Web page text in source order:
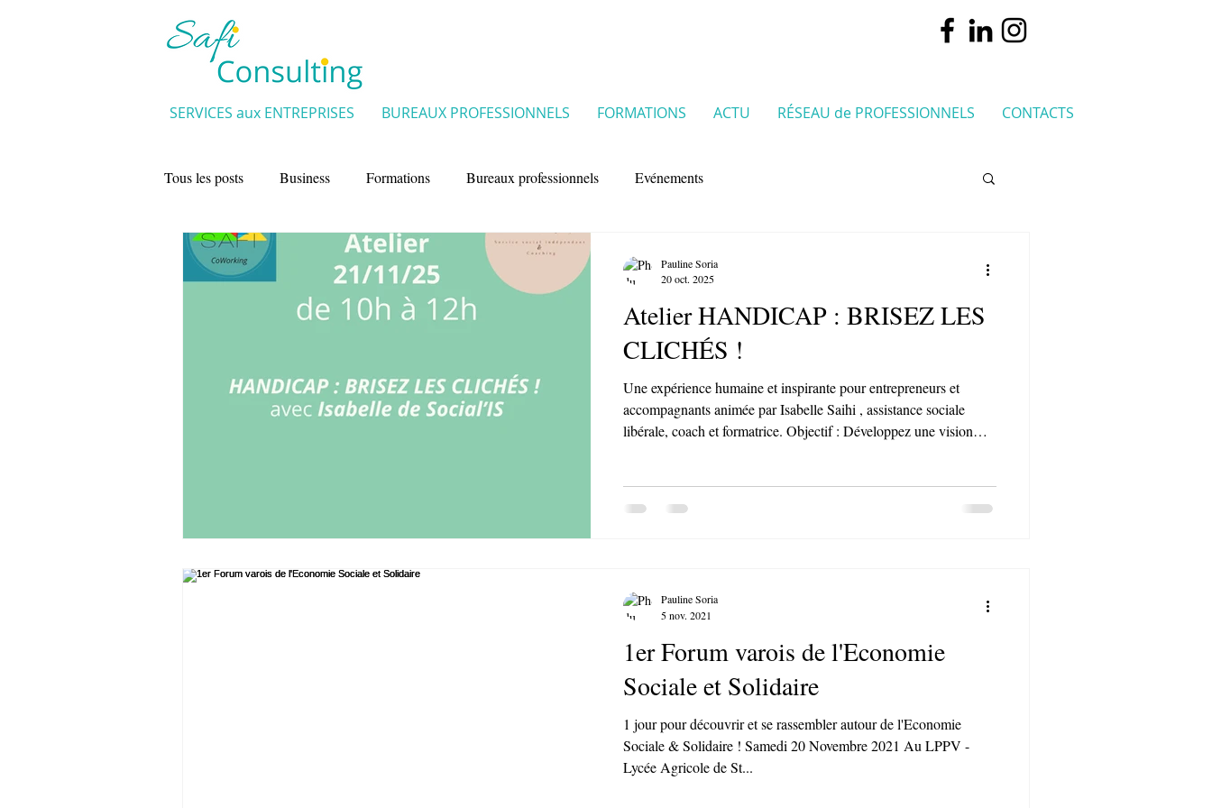
SERVICES aux ENTREPRISES BUREAUX PROFESSIONNELS FORMATIONS ACTU RÉSEAU de PROFESSIONNELS CONTACTS
Tous les posts Business Formations Bureaux professionnels Evénements
Atelier HANDICAP : BRISEZ LES
CLICHÉS !
Une expérience humaine et inspirante pour entrepreneurs et
accompagnants animée par Isabelle Saihi , assistance sociale
libérale, coach et formatrice. Objectif : Développez une vision
les différents types de handicap (moteur, sensoriel, psychique,
Pauline Soria
20 oct. 2025
1er Forum varois de l'Economie
Sociale et Solidaire
1 jour pour découvrir et se rassembler autour de l'Economie
Sociale & Solidaire ! Samedi 20 Novembre 2021 Au LPPV -
Lycée Agricole de St...
Pauline Soria
5 nov. 2021